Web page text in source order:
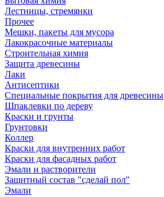
Лестницы, стремянки
Прочее
Мешки, пакеты для мусора
Лакокрасочные материалы
Строительная химия
Защита древесины
Лаки
Антисептики
Специальные покрытия для древесины
Шпаклевки по дереву
Краски и грунты
Грунтовки
Коллер
Краски для внутренних работ
Краски для фасадных работ
Эмали и растворители
Защитный состав "сделай пол"
Эмали